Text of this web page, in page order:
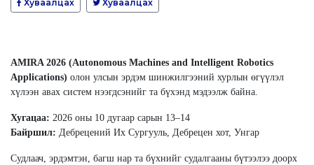
Хуваалцах Хуваалцах
AMIRA 2026 (Autonomous Machines and Intelligent Robotics
Applications) олон улсын эрдэм шинжилгээний хурлын өгүүлэл
хүлээн авах систем нээгдсэнийг та бүхэнд мэдээлж байна.
Хугацаа: 2026 оны 10 дугаар сарын 13–14
Байршил: Дебрецений Их Сургууль, Дебрецен хот, Унгар
Судлаач, эрдэмтэн, багш нар та бүхнийг судалгааны бүтээлээ доорх